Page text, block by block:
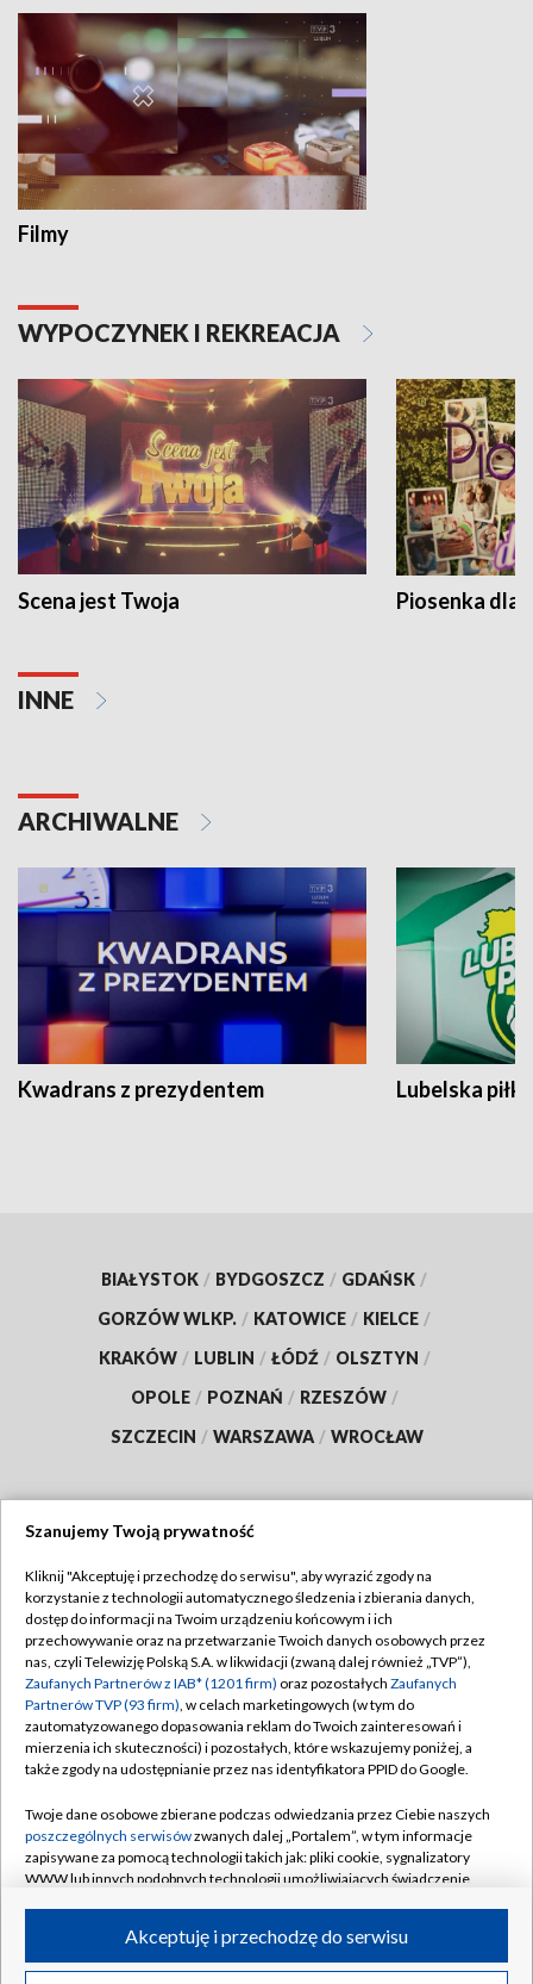
Filmy
WYPOCZYNEK I REKREACJA
Scena jest Twoja Piosenka dla
INNE
ARCHIWALNE
Kwadrans z prezydentem Lubelska piłka
BIAŁYSTOK / BYDGOSZCZ / GDAŃSK /
GORZÓW WLKP. / KATOWICE / KIELCE /
KRAKÓW / LUBLIN / ŁÓDŹ / OLSZTYN /
OPOLE / POZNAŃ / RZESZÓW /
SZCZECIN / WARSZAWA / WROCŁAW
TVP
Abonament TVP
Emisja w TVP
Centrum informacji TVP
Naziemna Telewizja Cyfrowa
Rada Programowa
System NOS
Informacje o nadawcy
Program dla prasy
Regulamin TVP
Polityka prywatności
Moje zgody
Pomoc
Kontakt
Kanały
©2026 Telewizja Polska S.A. w likwidacji
Szanujemy Twoją prywatność
Kliknij "Akceptuję i przechodzę do serwisu", aby wyrazić zgody na
korzystanie z technologii automatycznego śledzenia i zbierania danych,
dostęp do informacji na Twoim urządzeniu końcowym i ich
przechowywanie oraz na przetwarzanie Twoich danych osobowych przez
nas, czyli Telewizję Polską S.A. w likwidacji (zwaną dalej również „TVP”),
Zaufanych Partnerów z IAB* (1201 firm) oraz pozostałych Zaufanych
Partnerów TVP (93 firm), w celach marketingowych (w tym do
zautomatyzowanego dopasowania reklam do Twoich zainteresowań i
mierzenia ich skuteczności) i pozostałych, które wskazujemy poniżej, a
także zgody na udostępnianie przez nas identyfikatora PPID do Google.
Twoje dane osobowe zbierane podczas odwiedzania przez Ciebie naszych
poszczególnych serwisówzwanych dalej „Portalem”, w tym informacje
zapisywane za pomocą technologii takich jak: pliki cookie, sygnalizatory
WWW lub innych podobnych technologii umożliwiających świadczenie
ruchu w Internecie.Akceptuję i przechodzę do serwisu